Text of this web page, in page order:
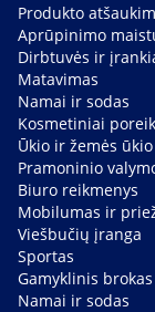
Produkto
Aprūpinimo
Dirbtuvės ir
Matavimas
Namai ir sodas
Kosmetiniai
Ūkio ir žemės
Pramoninio
Biuro reikmenys
Mobilumas ir
Viešbučių įranga
Sportas
Gamyklinis brokas
Namai ir sodas